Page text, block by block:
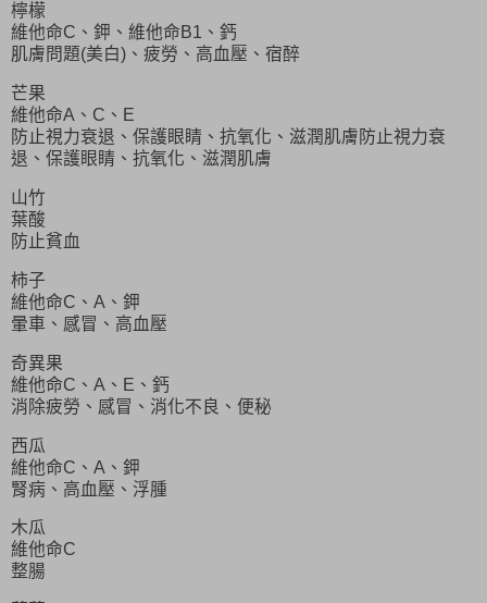
檸檬
維他命C、鉀、維他命B1、鈣
肌膚問題(美白)、疲勞、高血壓、宿醉
芒果
維他命A、C、E
防止視力衰退、保護眼睛、抗氧化、滋潤肌膚防止視力衰
退、保護眼睛、抗氧化、滋潤肌膚
山竹
葉酸
防止貧血
柿子
維他命C、A、鉀
暈車、感冒、高血壓
奇異果
維他命C、A、E、鈣
消除疲勞、感冒、消化不良、便秘
西瓜
維他命C、A、鉀
腎病、高血壓、浮腫
木瓜
維他命C
整腸